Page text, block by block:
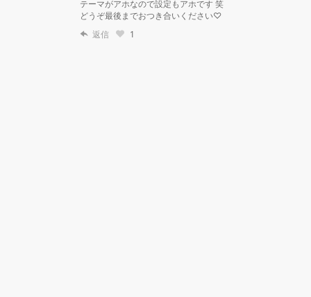
テーマがアホなので設定もアホです 笑
どうぞ最後までおつき合いください♡
返信
1